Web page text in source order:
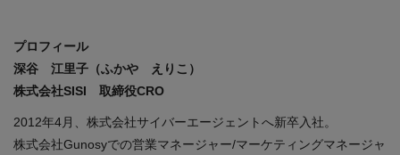
プロフィール
深谷 江里子（ふかや えりこ）
株式会社SISI 取締役CRO
2012年4月、株式会社サイバーエージェントへ新卒入社。
株式会社Gunosyでの営業マネージャー/マーケティングマネージャ